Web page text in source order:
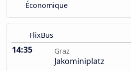
Économique
FlixBus
14:35 Graz
Jakominiplatz